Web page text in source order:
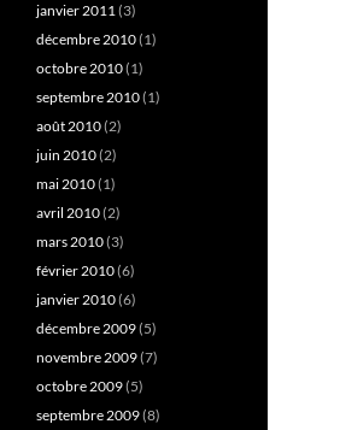
janvier 2011(3)
décembre 2010(1)
octobre 2010(1)
septembre 2010(1)
août 2010(2)
juin 2010(2)
mai 2010(1)
avril 2010(2)
mars 2010(3)
février 2010(6)
janvier 2010(6)
décembre 2009(5)
novembre 2009(7)
octobre 2009(5)
septembre 2009(8)